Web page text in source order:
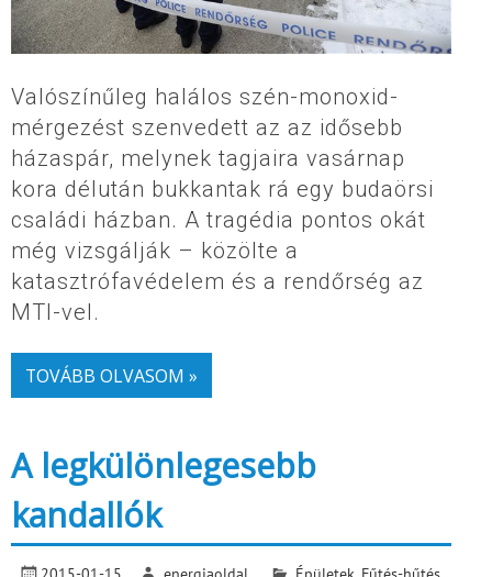
Valószínűleg halálos szén-monoxid-
mérgezést szenvedett az az idősebb
házaspár, melynek tagjaira vasárnap
kora délután bukkantak rá egy budaörsi
családi házban. A tragédia pontos okát
még vizsgálják – közölte a
katasztrófavédelem és a rendőrség az
MTI-vel.
TOVÁBB OLVASOM »
A legkülönlegesebb
kandallók